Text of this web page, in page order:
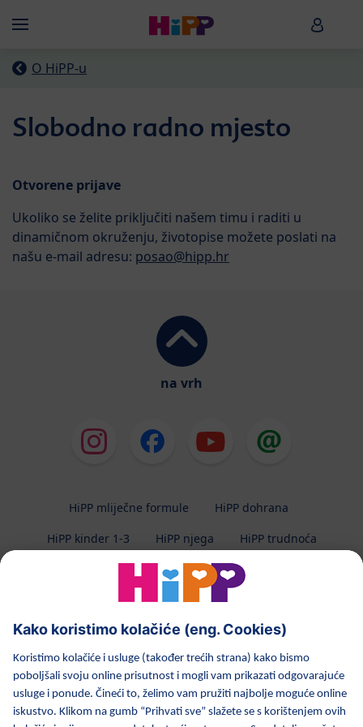
Menü HiPP
O HiPP-u
Slobodno radno mjesto
Otvorene prijave
Ukoliko se želite priključiti našem timu i raditi u
dinamičnom okruženju, životopise možete poslati na
našu e-mail adresu: posao@hipp.hr
na vrh
HiPP mliječne formule
HiPP dohrana
HiPP kinder 1-3
HiPP njega HiPP trudnoća
Zaštita privatnosti
Uvjeti korištenja